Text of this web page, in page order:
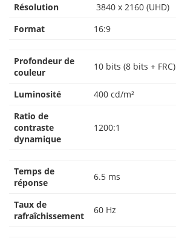
Résolution
3840 x 2160 (UHD)
Format
16:9
Profondeur de
couleur
10 bits (8 bits + FRC)
Luminosité
400 cd/m²
Ratio de
contraste
dynamique
1200:1
Temps de
réponse
6.5 ms
Taux de
rafraîchissement
60 Hz